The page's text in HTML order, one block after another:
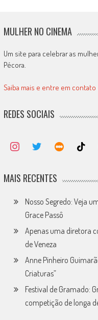
MULHER NO CINEMA
Um site para celebrar as
Pécora.
Saiba mais e entre em contato
REDES SOCIAIS
MAIS RECENTES
Nosso Segredo: Veja
Grace Passô
Apenas uma diretora
de Veneza
Anne Pinheiro
Criaturas”
Festival de Gramado:
competição de longa